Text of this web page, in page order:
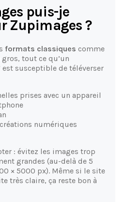
puis-je
Zupimages ?
formats classiques comme
gros, tout ce qu’un
susceptible de téléverser
prises avec un appareil
numériques
: évitez les images trop
grandes (au-delà de 5
× 5000 px). Même si le site
très claire, ça reste bon à